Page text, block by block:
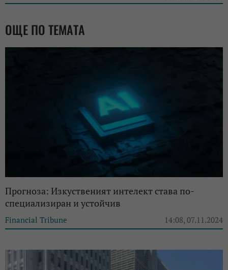
ОЩЕ ПО ТЕМАТА
Прогноза: Изкуственият интелект става по-
специализиран и устойчив
Financial Tribune 14:08, 07.11.2024